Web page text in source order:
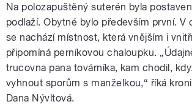
Na polozapuštěný suterén byla
podlaží. Obytné bylo především první. V
se nachází místnost, která vnějším i
připomíná perníkovou chaloupku.
trucovna pana továrníka, kam chodil,
vyhnout sporům s manželkou,“ říká
Dana Nývltová.